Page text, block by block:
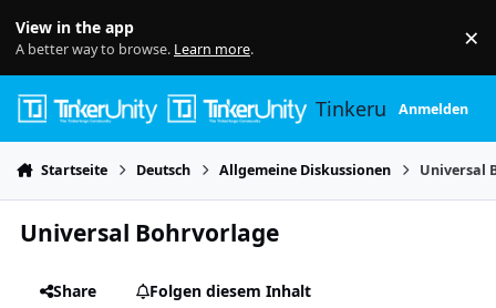
View in the app
A better way to browse. Learn more. ×
TinkerunityAnmelden
Startseite Deutsch Allgemeine Diskussionen Universal
Universal Bohrvorlage
Share
Folgen diesem Inhalt